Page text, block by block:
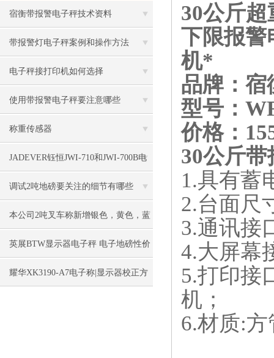
宿衡带报警电子秤技术资料
带报警灯电子秤案例和操作方法
电子秤接打印机如何选择
使用带报警电子秤要注意哪些
称重传感器
JADEVER钰恒JWI-710和JWI-700B电
子称区别
调试2吨地磅要关注的细节有哪些
本公司2吨叉车称新增银色，黄色，蓝
色，黑色可选
英展BTW显示器电子秤 电子地磅性价
比高
耀华XK3190-A7电子称|显示器校正方
30公斤
下限报警
机*
品牌：宿
型号：
价格：
30公斤
1.具有蓄
2.台面尺
3.通讯接
4.大屏幕
5.打印接
机；
6.材质: